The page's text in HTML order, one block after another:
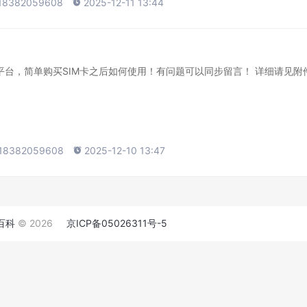
2025-12-11 13:44
台，简单购买SIM卡之后如何使用！有问题可以同步留言！ 详细请见附
 2025-12-10 13:47
科 © 2026 京ICP备05026311号-5